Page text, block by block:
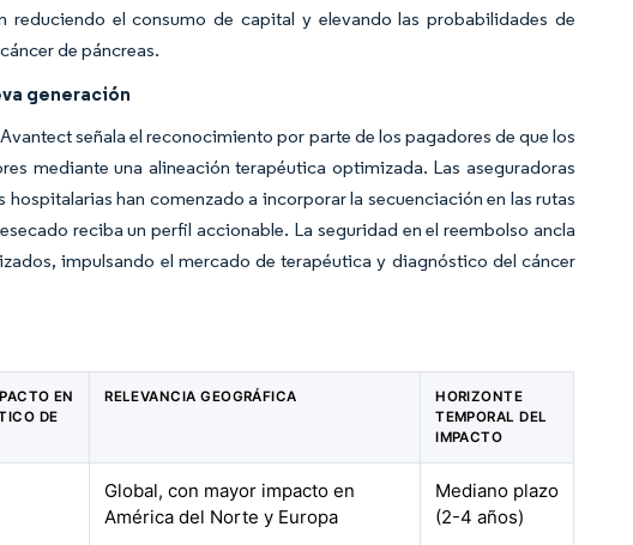
reduciendo el consumo de capital y elevando las probabilidades de
de páncreas.
generación
señala el reconocimiento por parte de los pagadores de que los
mediante una alineación terapéutica optimizada. Las aseguradoras
han comenzado a incorporar la secuenciación en las rutas
reciba un perfil accionable. La seguridad en el reembolso ancla
impulsando el mercado de terapéutica y diagnóstico del cáncer
EN
DE
RELEVANCIA GEOGRÁFICA
HORIZONTE
TEMPORAL DEL
IMPACTO
Global, con mayor impacto en
América del Norte y Europa
Mediano plazo
(2-4 años)